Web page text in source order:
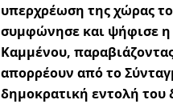
υπερχρέωση της χώρας
συμφώνησε και ψήφισε
Καμμένου,
απορρέουν από το
δημοκρατική εντολή